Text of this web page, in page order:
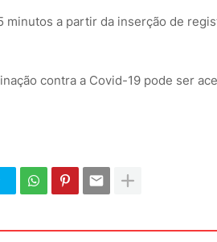
minutos a partir da inserção de
contra a Covid-19 pode ser